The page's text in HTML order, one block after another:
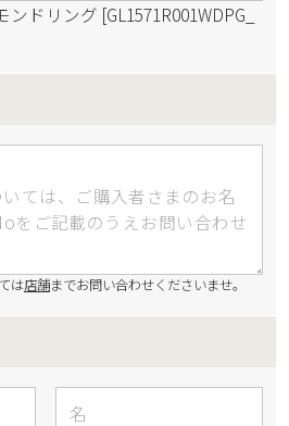
ドリング [GL1571R001WDPG_
は店舗までお問い合わせくださいませ。